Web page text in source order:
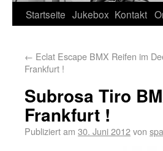
Startseite Jukebox Kontakt
← Eclat Escape BMX Reifen im
Frankfurt !
Subrosa Tiro
Frankfurt !
Publiziert am 30. Juni 2012von